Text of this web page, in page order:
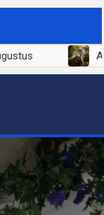
Augustus